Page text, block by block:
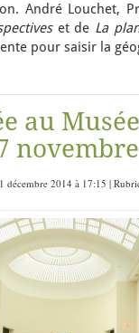
André Louchet,
et de La
pour saisir la
au
décembre 2014 à 17:15 |